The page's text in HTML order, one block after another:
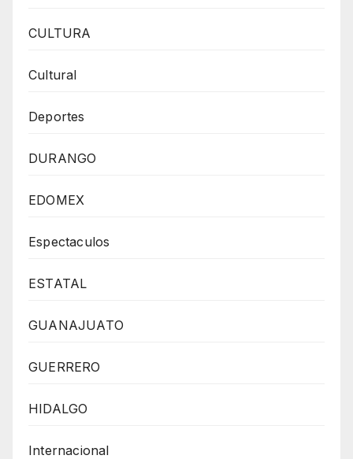
CULTURA
Cultural
Deportes
DURANGO
EDOMEX
Espectaculos
ESTATAL
GUANAJUATO
GUERRERO
HIDALGO
Internacional